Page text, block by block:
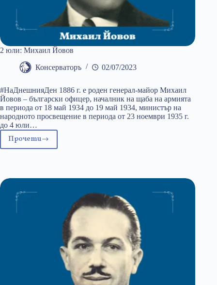
2 юли: Михаил Йовов
Консерваторъ 02/07/2023
#НаДнешнияДен 1886 г. е роден генерал-майор Михаил
Йовов – български офицер, началник на щаба на армията
в периода от 18 май 1934 до 19 май 1934, министър на
народното просвещение в периода от 23 ноември 1935 г.
до 4 юли…
Прочети
2